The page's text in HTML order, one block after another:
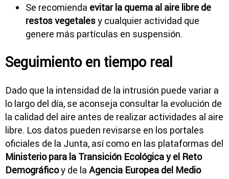
Se recomienda evitar la quema al aire libre de
restos vegetalesy cualquier actividad que
genere más partículas en suspensión.
Seguimiento en tiempo real
Dado que la intensidad de la intrusión puede variar a
lo largo del día, se aconseja consultar la evolución de
la calidad del aire antes de realizar actividades al aire
libre. Los datos pueden revisarse en los portales
oficiales de la Junta, así como en las plataformas del
Ministerio para la Transición Ecológica y el Reto
Demográficoy de la Agencia Europea del Medio